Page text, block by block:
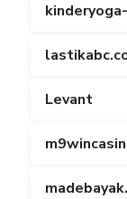
Levant